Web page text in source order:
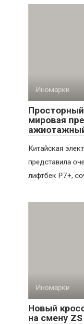
Иномарки
мировая
Китайская
представила
лифтбек P7+,
Иномарки
Новый
на смену ZS